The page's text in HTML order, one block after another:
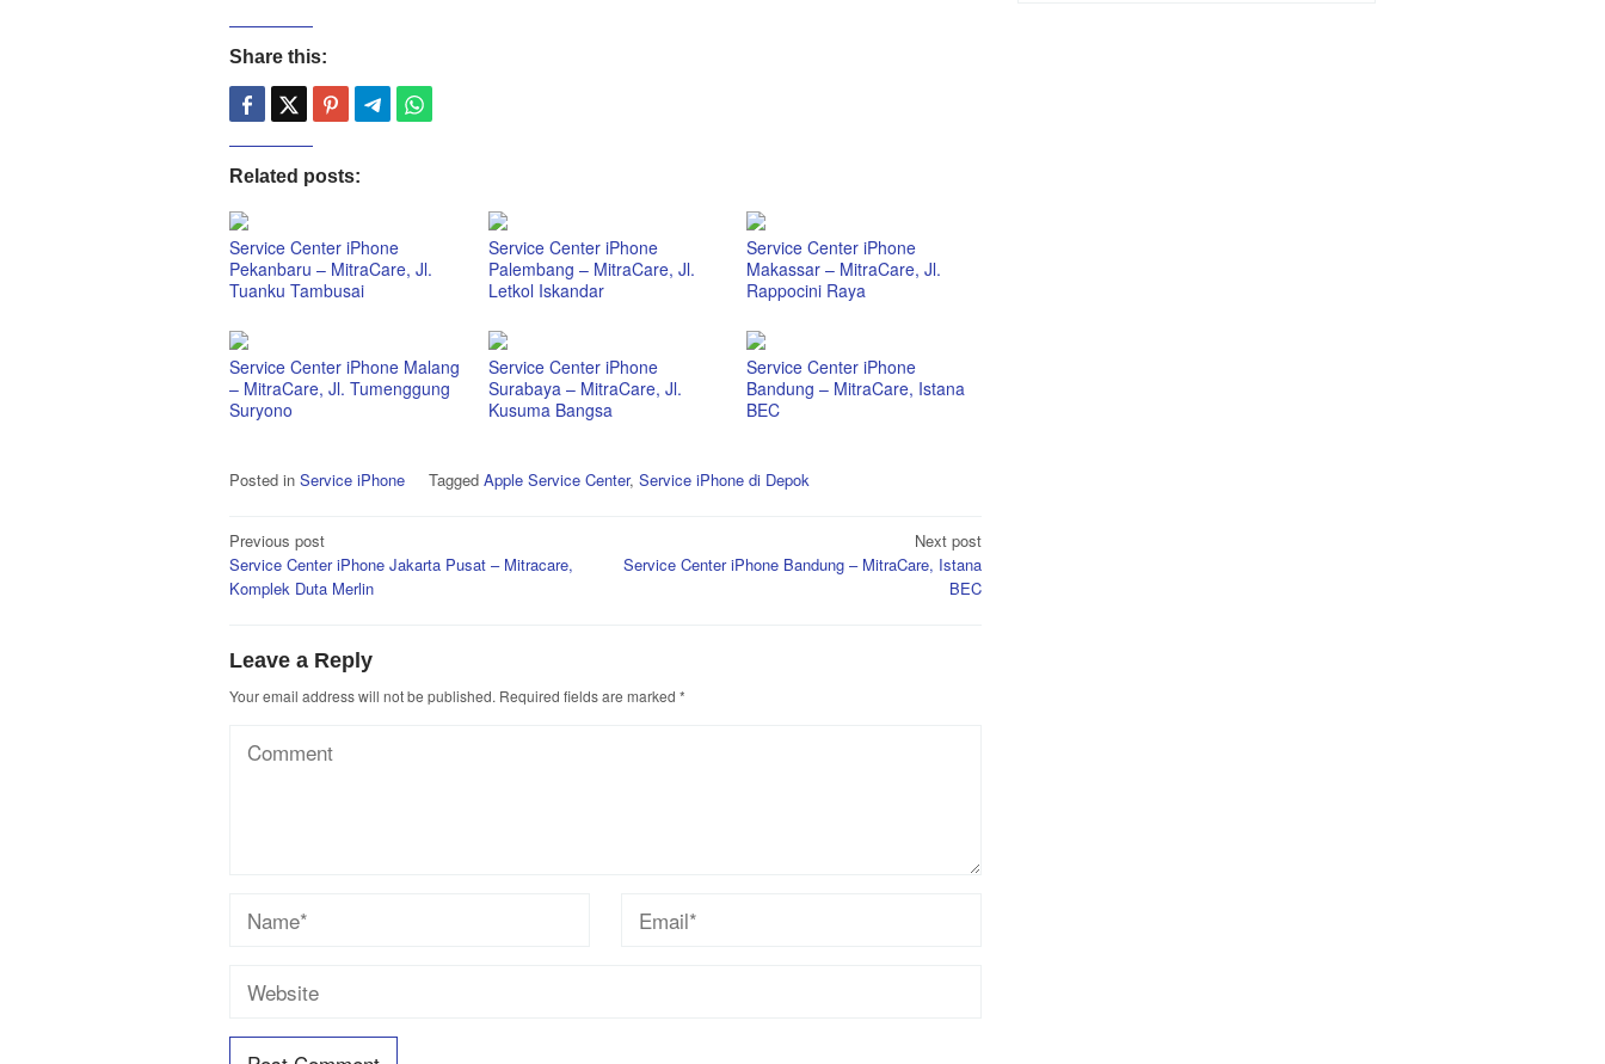
Share this:
Related posts:
Service Center iPhone
Pekanbaru – MitraCare, Jl.
Tuanku Tambusai
Service Center iPhone
Palembang – MitraCare, Jl.
Letkol Iskandar
Service Center iPhone
Makassar – MitraCare, Jl.
Rappocini Raya
Service Center iPhone Malang
– MitraCare, Jl. Tumenggung
Suryono
Service Center iPhone
Surabaya – MitraCare, Jl.
Kusuma Bangsa
Service Center iPhone
Bandung – MitraCare, Istana
BEC
Posted in Service iPhone Tagged Apple Service Center, Service iPhone di Depok
Post
navigation
Previous post
Service Center iPhone Jakarta Pusat – Mitracare,
Komplek Duta Merlin
Next post
Service Center iPhone Bandung – MitraCare, Istana
BEC
Leave a Reply
Your email address will not be published. Required fields are marked *